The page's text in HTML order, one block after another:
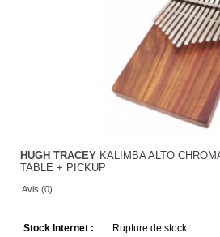
HUGH TRACEY KALIMBA ALTO
TABLE + PICKUP
Avis (0)
Stock Internet :
Rupture de stock.